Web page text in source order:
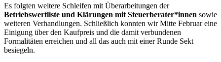
Es folgten weitere Schleifen mit Überarbeitungen der
Betriebswertliste und Klärungen mit Steuerberater*innen sowie
weiteren Verhandlungen. Schließlich konnten wir Mitte Februar eine
Einigung über den Kaufpreis und die damit verbundenen
Formalitäten erreichen und all das auch mit einer Runde Sekt
besiegeln.